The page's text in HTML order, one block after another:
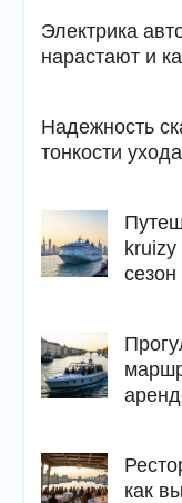
Электрика
нарастают и
Надежность
тонкости
kruizy
как